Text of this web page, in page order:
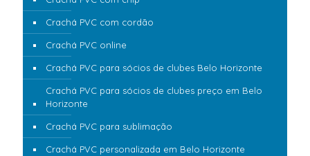
Crachá PVC com cordão
Crachá PVC online
Crachá PVC para sócios de clubes Belo Horizonte
Crachá PVC para sócios de clubes preço em Belo
Horizonte
Crachá PVC para sublimação
Crachá PVC personalizada em Belo Horizonte